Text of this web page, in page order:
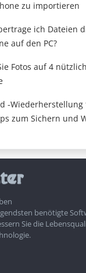
zu importieren
ich Dateien
auf den PC?
Fotos auf 4
-
zum Sichern und
benötigte
Sie die